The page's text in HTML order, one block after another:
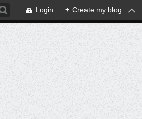
Login + Create my blog